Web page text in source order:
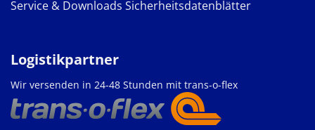
Service & Downloads Sicherheitsdatenblätter
Logistikpartner
Wir versenden in 24-48 Stunden mit trans-o-flex